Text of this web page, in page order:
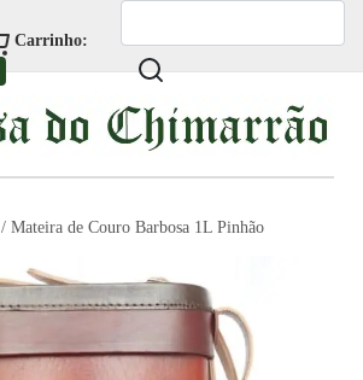
Carrinho:
/ Mateira de Couro Barbosa 1L Pinhão